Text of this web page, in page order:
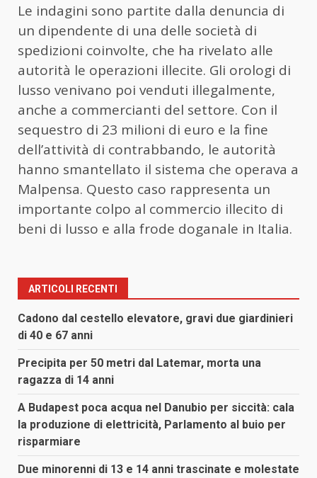
Le indagini sono partite dalla denuncia di
un dipendente di una delle società di
spedizioni coinvolte, che ha rivelato alle
autorità le operazioni illecite. Gli orologi di
lusso venivano poi venduti illegalmente,
anche a commercianti del settore. Con il
sequestro di 23 milioni di euro e la fine
dell’attività di contrabbando, le autorità
hanno smantellato il sistema che operava a
Malpensa. Questo caso rappresenta un
importante colpo al commercio illecito di
beni di lusso e alla frode doganale in Italia.
ARTICOLI RECENTI
Cadono dal cestello elevatore, gravi due giardinieri
di 40 e 67 anni
Precipita per 50 metri dal Latemar, morta una
ragazza di 14 anni
A Budapest poca acqua nel Danubio per siccità: cala
la produzione di elettricità, Parlamento al buio per
risparmiare
Due minorenni di 13 e 14 anni trascinate e molestate